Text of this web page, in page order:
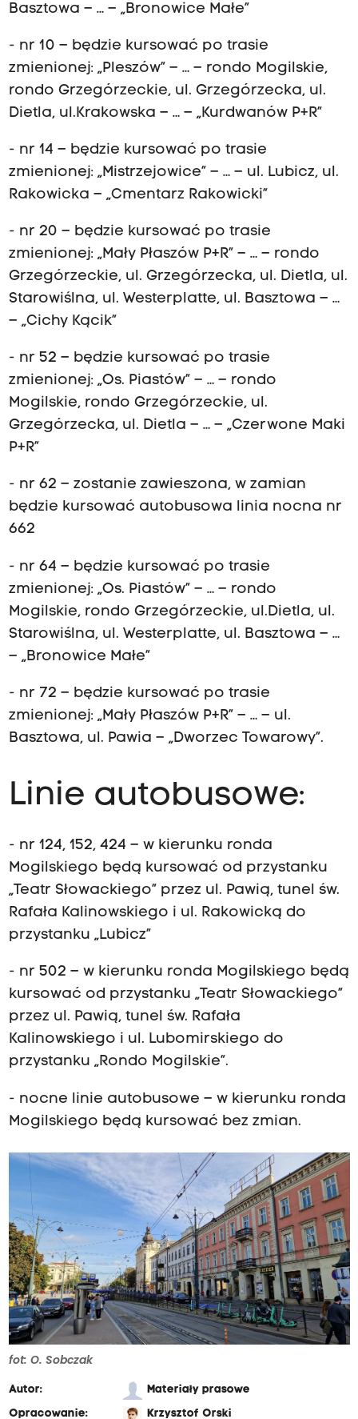
Basztowa – … – „Bronowice Małe”
- nr 10 – będzie kursować po trasie
zmienionej: „Pleszów” – … – rondo Mogilskie,
rondo Grzegórzeckie, ul. Grzegórzecka, ul.
Dietla, ul.Krakowska – … – „Kurdwanów P+R”
- nr 14 – będzie kursować po trasie
zmienionej: „Mistrzejowice” – … – ul. Lubicz, ul.
Rakowicka – „Cmentarz Rakowicki”
- nr 20 – będzie kursować po trasie
zmienionej: „Mały Płaszów P+R” – … – rondo
Grzegórzeckie, ul. Grzegórzecka, ul. Dietla, ul.
Starowiślna, ul. Westerplatte, ul. Basztowa – …
– „Cichy Kącik”
- nr 52 – będzie kursować po trasie
zmienionej: „Os. Piastów” – … – rondo
Mogilskie, rondo Grzegórzeckie, ul.
Grzegórzecka, ul. Dietla – … – „Czerwone Maki
P+R”
- nr 62 – zostanie zawieszona, w zamian
będzie kursować autobusowa linia nocna nr
662
- nr 64 – będzie kursować po trasie
zmienionej: „Os. Piastów” – … – rondo
Mogilskie, rondo Grzegórzeckie, ul.Dietla, ul.
Starowiślna, ul. Westerplatte, ul. Basztowa – …
– „Bronowice Małe”
- nr 72 – będzie kursować po trasie
zmienionej: „Mały Płaszów P+R” – … – ul.
Basztowa, ul. Pawia – „Dworzec Towarowy”.
Linie autobusowe:
- nr 124, 152, 424 – w kierunku ronda
Mogilskiego będą kursować od przystanku
„Teatr Słowackiego” przez ul. Pawią, tunel św.
Rafała Kalinowskiego i ul. Rakowicką do
przystanku „Lubicz”
- nr 502 – w kierunku ronda Mogilskiego będą
kursować od przystanku „Teatr Słowackiego”
przez ul. Pawią, tunel św. Rafała
Kalinowskiego i ul. Lubomirskiego do
przystanku „Rondo Mogilskie”.
- nocne linie autobusowe – w kierunku ronda
Mogilskiego będą kursować bez zmian.
fot: O. Sobczak
Autor:
Materiały prasowe
Opracowanie:
Krzysztof Orski